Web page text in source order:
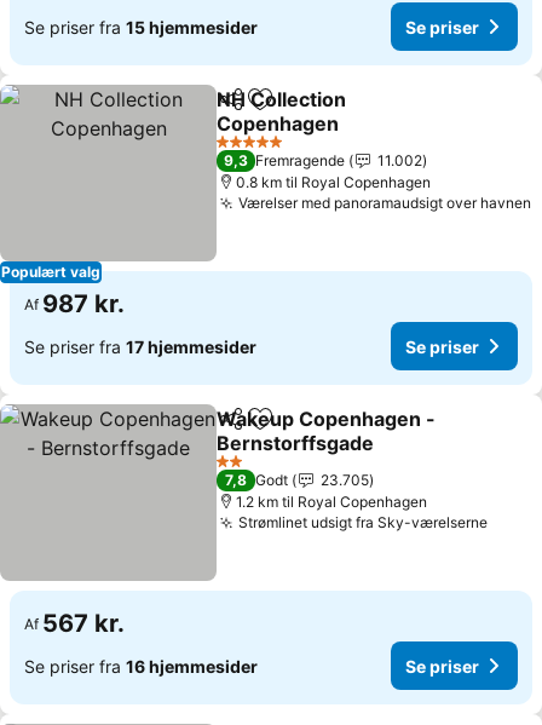
Se priser fra 15 hjemmesider Se priser
Populært valg
Del Føj til favoritter
NH Collection
Copenhagen
5 Stjerner
9,3 Fremragende
11.002
0.8 km til Royal Copenhagen
Værelser med panoramaudsigt over havnen
Af 987 kr.
Se priser fra 17 hjemmesider Se priser
Del Føj til favoritter
Wakeup Copenhagen -
Bernstorffsgade
2 Stjerner
7,8 Godt
23.705
1.2 km til Royal Copenhagen
Strømlinet udsigt fra Sky-værelserne
Af 567 kr.
Se priser fra 16 hjemmesider Se priser